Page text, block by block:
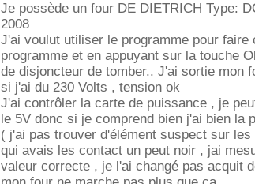
Je possède un four DE DIETRICH Type:
2008
J'ai voulut utiliser le programme pour
programme et en appuyant sur la touche
de disjoncteur de tomber.. J'ai sortie mon
si j'ai du 230 Volts , tension ok
J'ai contrôler la carte de puissance , je
le 5V donc si je comprend bien j'ai bien la
( j'ai pas trouver d'élément suspect sur
qui avais les contact un peut noir , jai
valeur correcte , je l'ai changé pas acquit